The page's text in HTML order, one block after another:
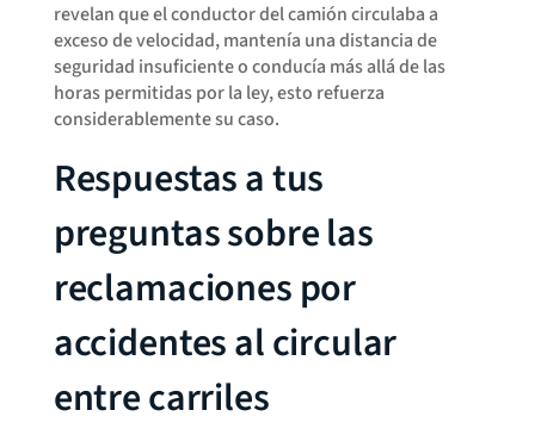
revelan que el conductor del camión circulaba a
exceso de velocidad, mantenía una distancia de
seguridad insuficiente o conducía más allá de las
horas permitidas por la ley, esto refuerza
considerablemente su caso.
Respuestas a tus
preguntas sobre las
reclamaciones por
accidentes al circular
entre carriles